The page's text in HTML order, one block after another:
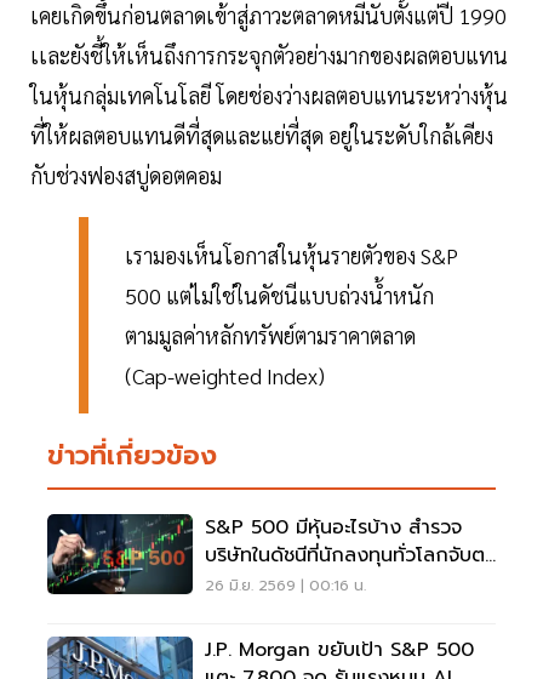
เคยเกิดขึ้นก่อนตลาดเข้าสู่ภาวะตลาดหมีนับตั้งแต่ปี 1990
เเละยังชี้ให้เห็นถึงการกระจุกตัวอย่างมากของผลตอบแทน
ในหุ้นกลุ่มเทคโนโลยี โดยช่องว่างผลตอบแทนระหว่างหุ้น
ที่ให้ผลตอบแทนดีที่สุดและแย่ที่สุด อยู่ในระดับใกล้เคียง
กับช่วงฟองสบู่ดอตคอม
เรามองเห็นโอกาสในหุ้นรายตัวของ S&P
500 แต่ไม่ใช่ในดัชนีแบบถ่วงน้ำหนัก
ตามมูลค่าหลักทรัพย์ตามราคาตลาด
(Cap-weighted Index)
ข่าวที่เกี่ยวข้อง
S&P 500 มีหุ้นอะไรบ้าง สำรวจ
บริษัทในดัชนีที่นักลงทุนทั่วโลกจับตา
ปี 2569
26 มิ.ย. 2569 | 00:16 น.
J.P. Morgan ขยับเป้า S&P 500